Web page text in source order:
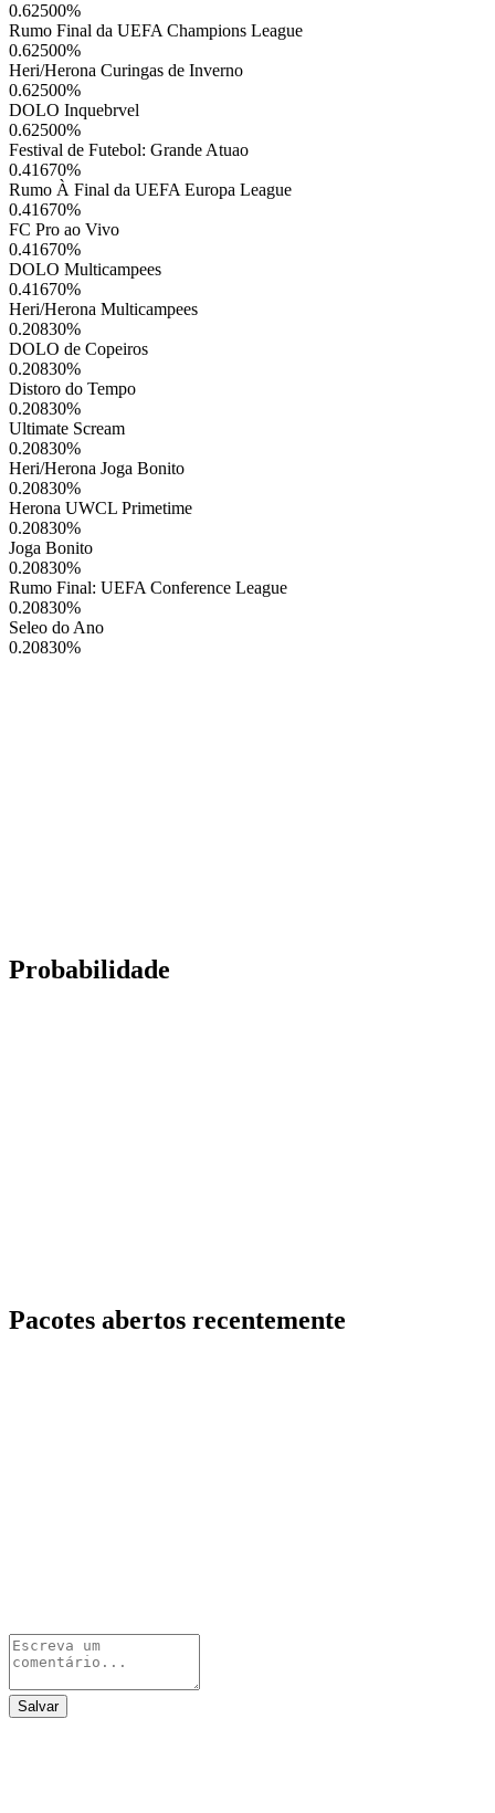
0.62500%
Rumo Final da UEFA Champions League
0.62500%
Heri/Herona Curingas de Inverno
0.62500%
DOLO Inquebrvel
0.62500%
Festival de Futebol: Grande Atuao
0.41670%
Rumo À Final da UEFA Europa League
0.41670%
FC Pro ao Vivo
0.41670%
DOLO Multicampees
0.41670%
Heri/Herona Multicampees
0.20830%
DOLO de Copeiros
0.20830%
Distoro do Tempo
0.20830%
Ultimate Scream
0.20830%
Heri/Herona Joga Bonito
0.20830%
Herona UWCL Primetime
0.20830%
Joga Bonito
0.20830%
Rumo Final: UEFA Conference League
0.20830%
Seleo do Ano
0.20830%
Probabilidade
Pacotes abertos recentemente
Salvar